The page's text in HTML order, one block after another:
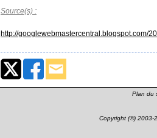
Source(s) :
http://googlewebmastercentral.blogspot.com/
Plan du
Copyright (©) 2003-